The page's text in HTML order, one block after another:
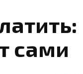
сами